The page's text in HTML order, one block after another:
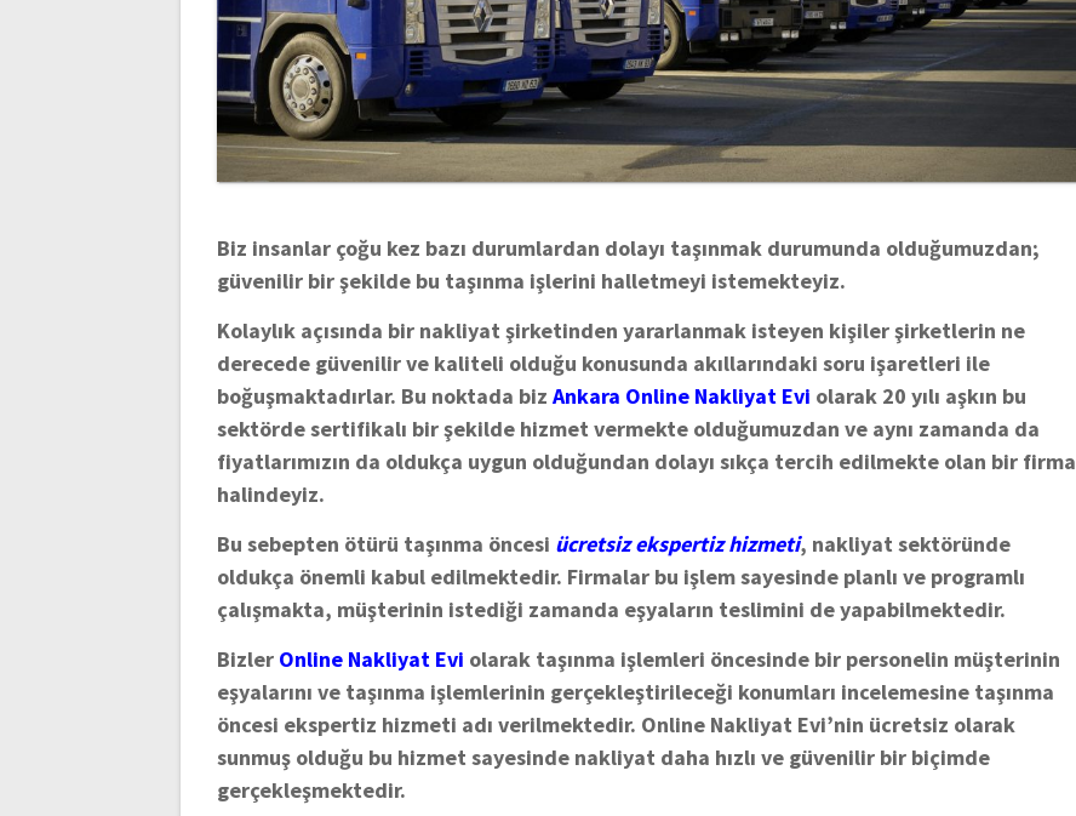
Biz insanlar çoğu kez bazı durumlardan dolayı taşınmak durumunda olduğumuzdan;
güvenilir bir şekilde bu taşınma işlerini halletmeyi istemekteyiz.
Kolaylık açısında bir nakliyat şirketinden yararlanmak isteyen kişiler şirketlerin ne
derecede güvenilir ve kaliteli olduğu konusunda akıllarındaki soru işaretleri ile
boğuşmaktadırlar. Bu noktada bizAnkara Online Nakliyat Evi olarak 20 yılı aşkın bu
sektörde sertifikalı bir şekilde hizmet vermekte olduğumuzdan ve aynı zamanda da
fiyatlarımızın da oldukça uygun olduğundan dolayı sıkça tercih edilmekte olan bir firma
halindeyiz.
Bu sebepten ötürü taşınma öncesi ücretsiz ekspertiz hizmeti, nakliyat sektöründe
oldukça önemli kabul edilmektedir. Firmalar bu işlem sayesinde planlı ve programlı
çalışmakta, müşterinin istediği zamanda eşyaların teslimini de yapabilmektedir.
Bizler Online Nakliyat Evi olarak taşınma işlemleri öncesinde bir personelin müşterinin
eşyalarını ve taşınma işlemlerinin gerçekleştirileceği konumları incelemesine taşınma
öncesi ekspertiz hizmeti adı verilmektedir. Online Nakliyat Evi’nin ücretsiz olarak
sunmuş olduğu bu hizmet sayesinde nakliyat daha hızlı ve güvenilir bir biçimde
gerçekleşmektedir.